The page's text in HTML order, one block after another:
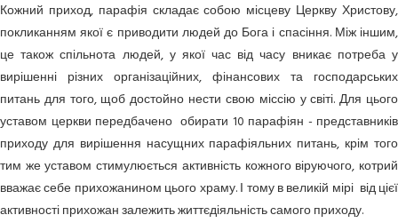
Кожний приход, парафія складає собою місцеву Церкву Христову,
покликанням якої є приводити людей до Бога і спасіння. Між іншим,
це також спільнота людей, у якої час від часу вникає потреба у
вирішенні різних організаційних, фінансових та господарських
питань для того, щоб достойно нести свою міссію у світі. Для цього
уставом церкви передбачено обирати 10 парафіян - представників
приходу для вирішення насущних парафіяльних питань, крім того
тим же уставом стимулюється активність кожного віруючого, котрий
вважає себе прихожанином цього храму. І тому в великій мірі від цієї
активності прихожан залежить життєдіяльність самого приходу.